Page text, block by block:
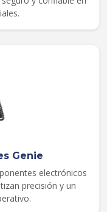
Genie
electrónicos
precisión y un